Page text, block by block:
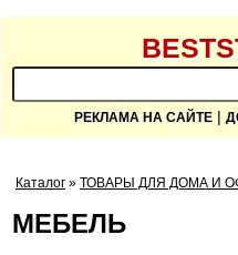
РЕКЛАМА НА САЙТЕ|
Каталог » ТОВАРЫ ДЛЯ ДОМА И
МЕБЕЛЬ